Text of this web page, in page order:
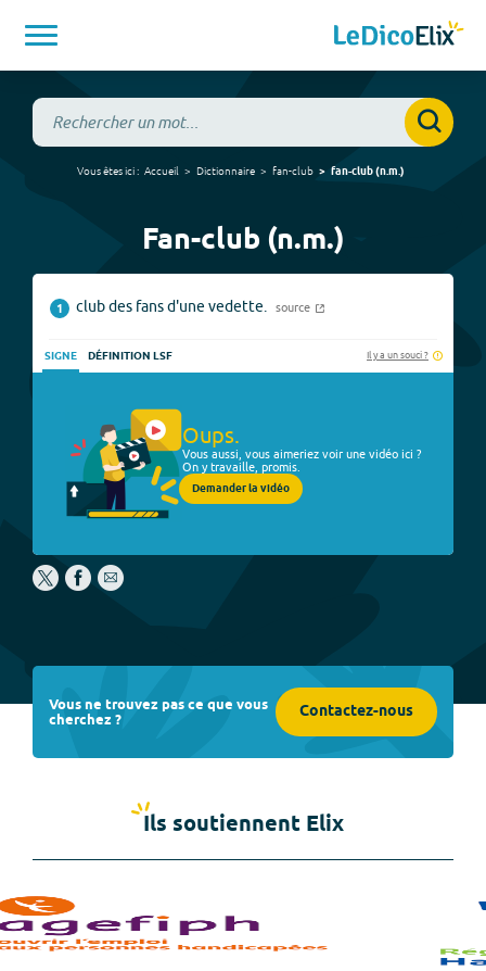
Vous êtes ici : Accueil Dictionnaire fan-club fan-club(n.m.)
Fan-club (n.m.)
1 club des fans d'une vedette. source
SIGNE DÉFINITION LSF Il y a un souci ?
Oups.
Vous aussi, vous aimeriez voir une vidéo ici ?
On y travaille, promis.
Demander la vidéo
Vous ne trouvez pas ce que vous
cherchez ? Contactez-nous
Ils soutiennent Elix